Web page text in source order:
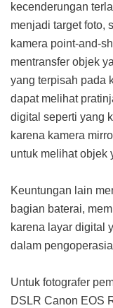
kecenderungan
menjadi target foto,
kamera point-and-
mentransfer objek
yang terpisah pada
dapat melihat
digital seperti yang
karena kamera
untuk melihat objek
Keuntungan lain
bagian baterai,
karena layar digital
dalam
Untuk fotografer
DSLR Canon EOS